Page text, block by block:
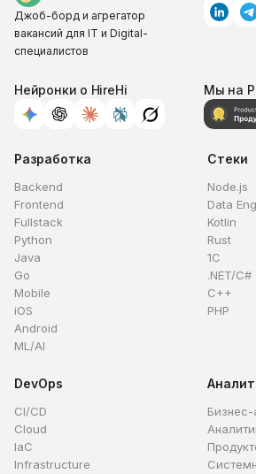
Джоб-борд и агрегатор
вакансий для IT и Digital-
специалистов
Нейронки о HireHi Мы на
Разработка
Backend
Frontend
Fullstack
Python
Java
Go
Mobile
iOS
Android
ML/AI
Стеки
Node.js
Data
Kotlin
Rust
1C
.NET/C#
C++
PHP
DevOps
CI/CD
Cloud
IaC
Infrastructure
Бизнес-